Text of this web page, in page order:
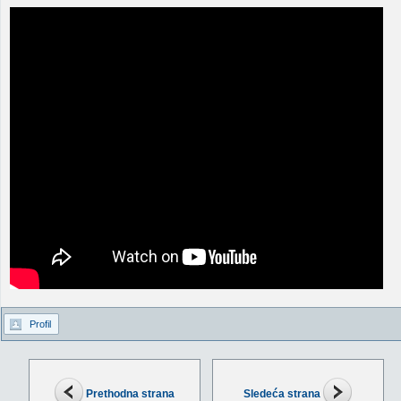
Prethodna strana Sledeća strana
Profil